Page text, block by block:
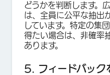
どうかを判断します。
は、全員に公平な抽出
しています。特定の集
得たい場合は、非確率
あります。
5. フィードバック